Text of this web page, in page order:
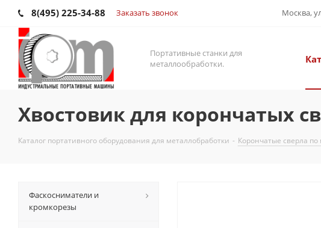
8(495) 225-34-88 Заказать звонок Москва,
Портативные станки для
металлообработки.
Хвостовик для корончатых
Каталог портативного оборудования для металлобработки - Корончатые сверла по
Фаскосниматели и
кромкорезы